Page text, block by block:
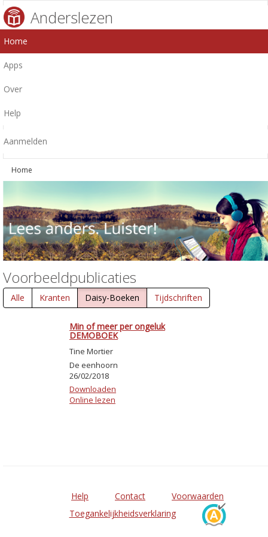
Anderslezen
Home
Apps
Over
Help
Aanmelden
Home
Voorbeeldpublicaties
Alle Kranten Daisy-Boeken Tijdschriften
Min of meer per ongeluk
DEMOBOEK
Tine Mortier
De eenhoorn
26/02/2018
Downloaden
Online lezen
Help Contact
Voorwaarden
Toegankelijkheidsverklaring